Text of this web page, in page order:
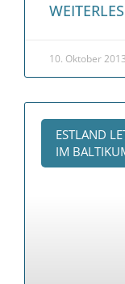
10. Oktober 2013
ESTLAND
IM